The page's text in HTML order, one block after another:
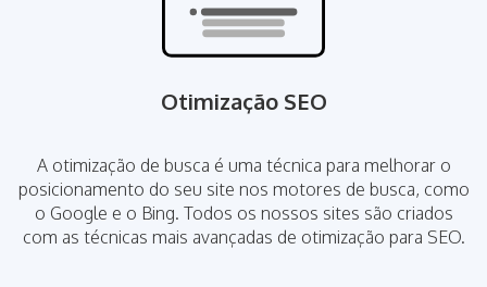
Otimização SEO
A otimização de busca é uma técnica para melhorar o
posicionamento do seu site nos motores de busca, como
o Google e o Bing. Todos os nossos sites são criados
com as técnicas mais avançadas de otimização para SEO.